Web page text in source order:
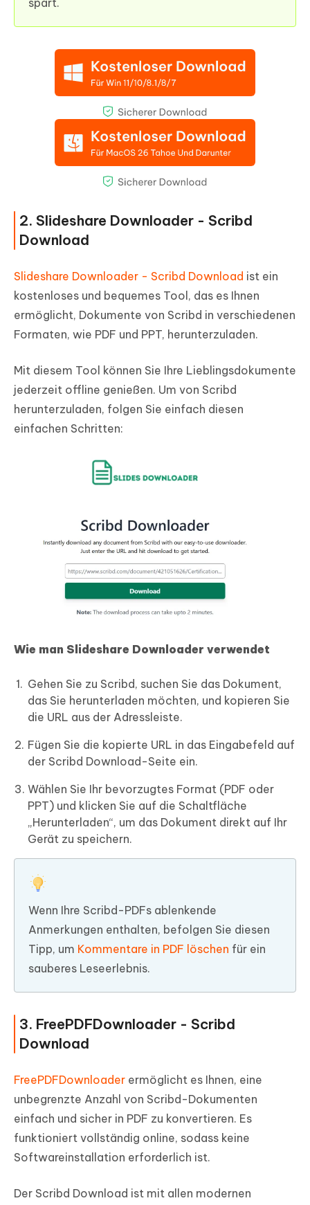
spart.
2. Slideshare Downloader - Scribd
Download
Slideshare Downloader - Scribd Download ist ein
kostenloses und bequemes Tool, das es Ihnen
ermöglicht, Dokumente von Scribd in verschiedenen
Formaten, wie PDF und PPT, herunterzuladen.
Mit diesem Tool können Sie Ihre Lieblingsdokumente
jederzeit offline genießen. Um von Scribd
herunterzuladen, folgen Sie einfach diesen
einfachen Schritten:
Wie man Slideshare Downloader verwendet
Gehen Sie zu Scribd, suchen Sie das Dokument,
das Sie herunterladen möchten, und kopieren Sie
die URL aus der Adressleiste.
Fügen Sie die kopierte URL in das Eingabefeld auf
der Scribd Download-Seite ein.
Wählen Sie Ihr bevorzugtes Format (PDF oder
PPT) und klicken Sie auf die Schaltfläche
„Herunterladen“, um das Dokument direkt auf Ihr
Gerät zu speichern.
Wenn Ihre Scribd-PDFs ablenkende
Anmerkungen enthalten, befolgen Sie diesen
Tipp, um Kommentare in PDF löschen für ein
sauberes Leseerlebnis.
3. FreePDFDownloader - Scribd
Download
FreePDFDownloader ermöglicht es Ihnen, eine
unbegrenzte Anzahl von Scribd-Dokumenten
einfach und sicher in PDF zu konvertieren. Es
funktioniert vollständig online, sodass keine
Softwareinstallation erforderlich ist.
Der Scribd Download ist mit allen modernen